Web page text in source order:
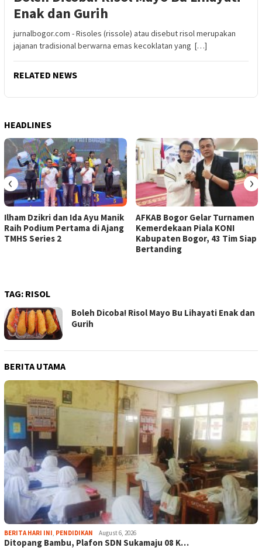
Enak dan Gurih
jurnalbogor.com - Risoles (rissole) atau disebut risol merupakan
jajanan tradisional berwarna emas kecoklatan yang […]
RELATED NEWS
HEADLINES
Ilham Dzikri dan Ida Ayu Manik
Raih Podium Pertama di Ajang
TMHS Series 2
AFKAB Bogor Gelar Turnamen
Kemerdekaan Piala KONI
Kabupaten Bogor, 43 Tim Siap
Bertanding
‹ ›
TAG: RISOL
Boleh Dicoba! Risol Mayo Bu Lihayati Enak dan
Gurih
BERITA UTAMA
BERITA HARI INI, PENDIDIKAN August 6, 2026
Ditopang Bambu, Plafon SDN Sukamaju 08 K…